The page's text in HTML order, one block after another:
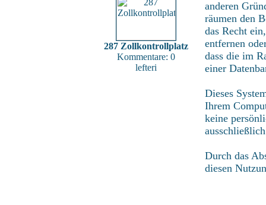
287 Zollkontrollplatz
Kommentare: 0
lefteri
anderen
räumen den
das Recht
entfernen
dass die im
einer
Dieses
Ihrem
keine
Durch das
diesen